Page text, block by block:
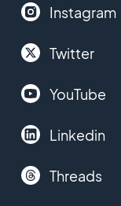
Instagram
Twitter
YouTube
Linkedin
Threads